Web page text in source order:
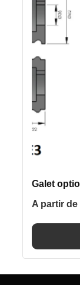
Galet
A partir de
variations.
Les
options
peuvent
être
sur
la
page
produit